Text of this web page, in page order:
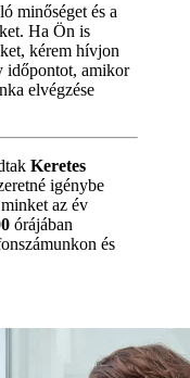
minőséget és a
Ha Ön is
kérem hívjon
időpontot, amikor
elvégzése
Keretes
igénybe
az év
órájában
és